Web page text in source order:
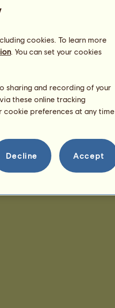
cookies. To learn more
. You can set your cookies
sharing and recording of your
these online tracking
cookie preferences at any time
Decline Accept